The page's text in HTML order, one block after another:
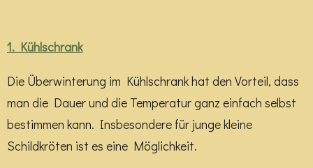
1. Kühlschrank
Die Überwinterung im Kühlschrank hat den Vorteil, dass
man die Dauer und die Temperatur ganz einfach selbst
bestimmen kann. Insbesondere für junge kleine
Schildkröten ist es eine Möglichkeit.